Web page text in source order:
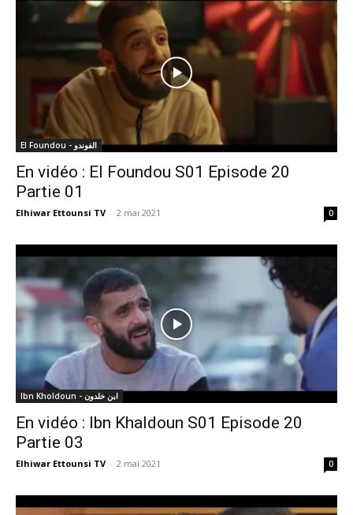
El Foundou - الفوندو
En vidéo : El Foundou S01 Episode 20
Partie 01
Elhiwar Ettounsi TV - 2 mai 2021 0
Ibn Kholdoun - ابن خلدون
En vidéo : Ibn Khaldoun S01 Episode 20
Partie 03
Elhiwar Ettounsi TV - 2 mai 2021 0